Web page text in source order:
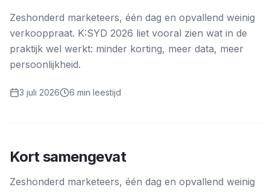
Zeshonderd marketeers, één dag en opvallend weinig
verkooppraat. K:SYD 2026 liet vooral zien wat in de
praktijk wel werkt: minder korting, meer data, meer
persoonlijkheid.
3 juli 2026 6 min leestijd
Kort samengevat
Zeshonderd marketeers, één dag en opvallend weinig